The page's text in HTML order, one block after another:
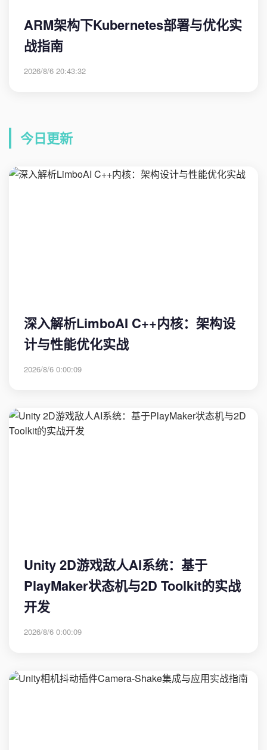
ARM架构下Kubernetes部署与优化实
战指南
2026/8/6 20:43:32
今日更新
深入解析LimboAI C++内核：架构设
计与性能优化实战
2026/8/6 0:00:09
Unity 2D游戏敌人AI系统：基于
PlayMaker状态机与2D Toolkit的实战
开发
2026/8/6 0:00:09